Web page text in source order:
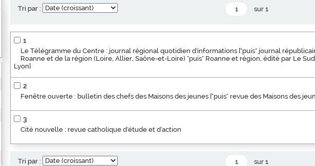
Tri par : sur 1
1
Le Télégramme du Centre : journal régional quotidien d'informations ["puis" journal
Roanne et de la région (Loire, Allier, Saône-et-Loire) "puis" Roanne et région, édité par Le
Lyon]
2
Fenêtre ouverte : bulletin des chefs des Maisons des jeunes ["puis" revue des Maisons des
3
Cité nouvelle : revue catholique d'étude et d'action
Tri par : sur 1